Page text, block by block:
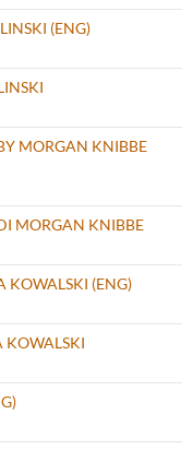
(ENG)
MORGAN KNIBBE
MORGAN KNIBBE
KOWALSKI (ENG)
KOWALSKI